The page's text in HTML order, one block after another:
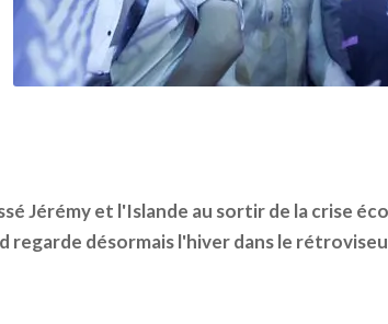
Jérémy et l'Islande au sortir de la crise
regarde désormais l'hiver dans le